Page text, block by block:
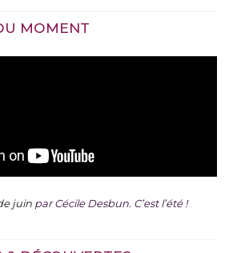
MOMENT
juin par Cécile Desbun. C’est l’été !